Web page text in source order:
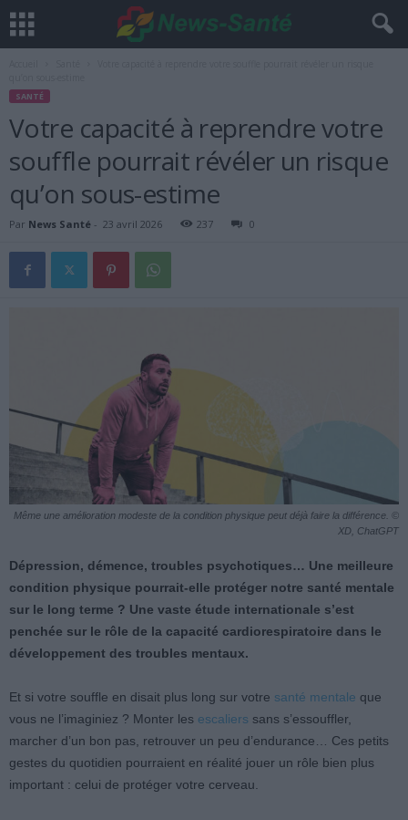
SANTÉ
Votre capacité à reprendre votre
souffle pourrait révéler un risque
qu’on sous-estime
Par News Santé - 23 avril 2026 237 0
Même une amélioration modeste de la condition physique peut déjà faire la différence. ©
XD, ChatGPT
Dépression, démence, troubles psychotiques… Une meilleure
condition physique pourrait-elle protéger notre santé mentale
sur le long terme ? Une vaste étude internationale s’est
penchée sur le rôle de la capacité cardiorespiratoire dans le
développement des troubles mentaux.
Et si votre souffle en disait plus long sur votre santé mentale que
vous ne l’imaginiez ? Monter les escaliers sans s’essouffler,
marcher d’un bon pas, retrouver un peu d’endurance… Ces petits
gestes du quotidien pourraient en réalité jouer un rôle bien plus
important : celui de protéger votre cerveau.